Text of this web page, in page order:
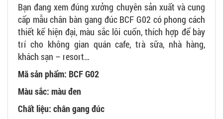
Bạn đang xem đúng xưởng chuyên sản xuất và cung
cấp mẫu chân bàn gang đúc BCF G02 có phong cách
thiết kế hiện đại, màu sắc lôi cuốn, thích hợp để bày
trí cho không gian quán cafe, trà sữa, nhà hàng,
khách sạn – resort…
Mã sản phẩm: BCF G02
Màu sắc: màu đen
Chất liệu: chân gang đúc